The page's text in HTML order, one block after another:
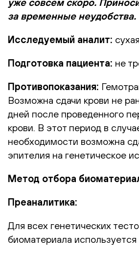
за временные неудобства.
Исследуемый аналит:
Подготовка пациента: не
Противопоказания:
Возможна сдачи крови не
дней после проведенного
крови. В этот период в
необходимости возможна
эпителия на генетическое
Метод отбора
Преаналитика:
Для всех генетических
биоматериала используется